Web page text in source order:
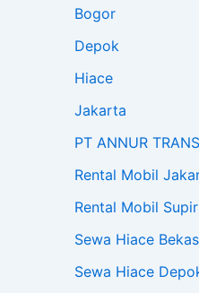
Bogor
Depok
Hiace
Jakarta
PT ANNUR
Rental Mobil
Rental Mobil
Sewa Hiace
Sewa Hiace